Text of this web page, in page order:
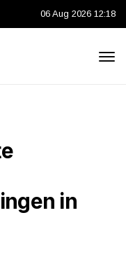
06 Aug 2026 12:18
in